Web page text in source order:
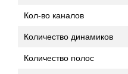
Кол-во каналов
Количество динамиков
Количество полос